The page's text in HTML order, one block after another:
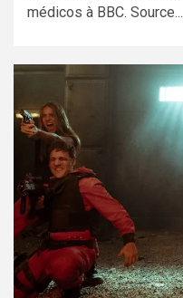
médicos à BBC. Source...